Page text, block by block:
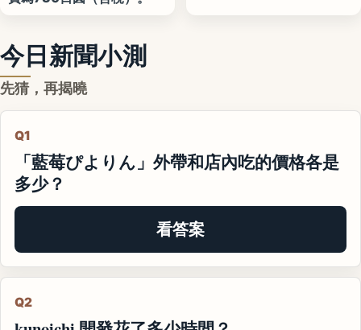
今日新聞小測
先猜，再揭曉
Q1
「藍莓ぴよりん」外帶和店內吃的價格各是
多少？
看答案
Q2